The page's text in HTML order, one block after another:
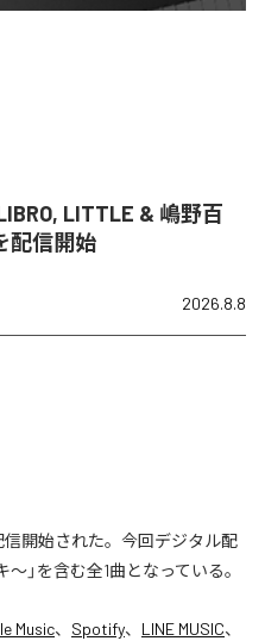
LITTLE & 嶋野百
配信開始
2026.8.8
信開始された。今回デジタル配
」を含む全1曲となっている。
Music、 Spotify、 LINE MUSIC、